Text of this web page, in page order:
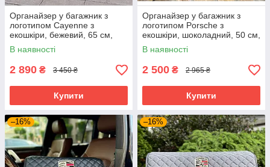
Органайзер у багажник з
логотипом Сayenne з
екошкіри, бежевий, 65 см,
автоорганайзер
В наявності
2 890 ₴ 3 450 ₴
Купити
Органайзер у багажник з
логотипом Porsche з
екошкіри, шоколадний, 50 см,
сумка в багажник
В наявності
2 500 ₴ 2 965 ₴
Купити
–16% –16%